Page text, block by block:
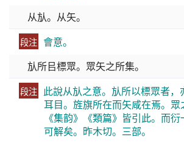
从㫃。从矢。
段注 會意。
㫃所㠯標眾。眾矢之所集。
段注 此說从㫃之意。㫃所以標眾者，
耳目。旌旗所在而矢咸在焉。眾
《集韵》《類篇》皆引此。而
可解矣。昨木切。三部。